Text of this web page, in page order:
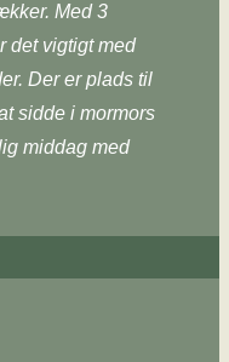
Med 3
det vigtigt med
Der er plads til
sidde i mormors
middag med